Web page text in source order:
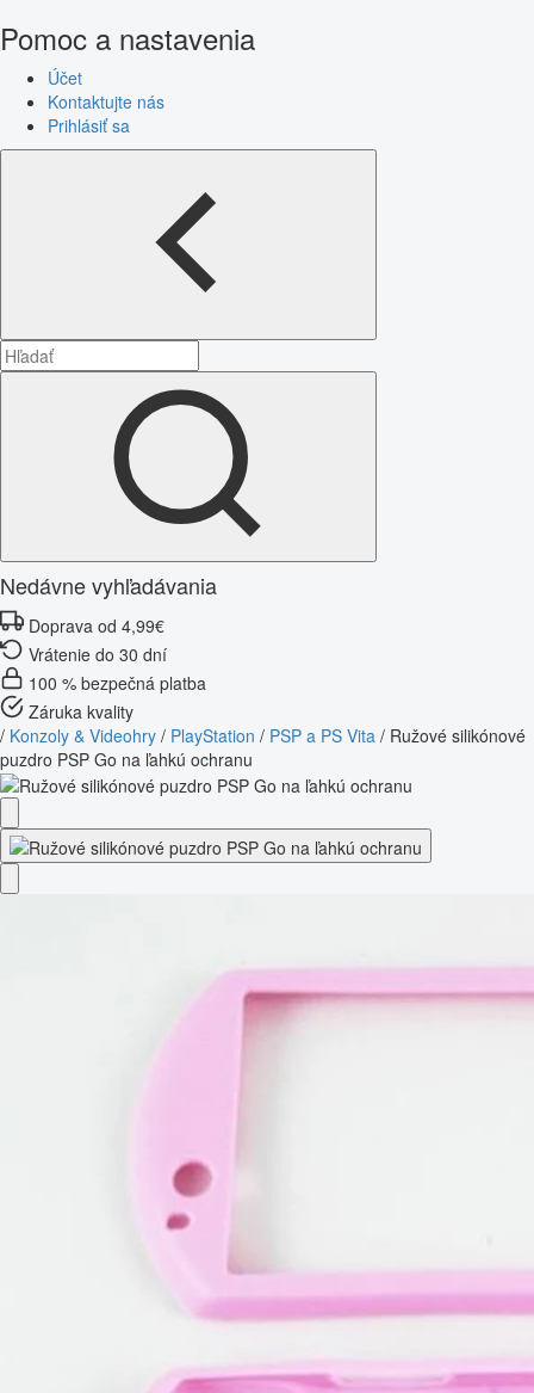
Pomoc a nastavenia
Účet
Kontaktujte nás
Prihlásiť sa
Nedávne vyhľadávania
Doprava od 4,99€
Vrátenie do 30 dní
100 % bezpečná platba
Záruka kvality
/ Konzoly & Videohry / PlayStation / PSP a PS Vita / Ružové silikónové
puzdro PSP Go na ľahkú ochranu